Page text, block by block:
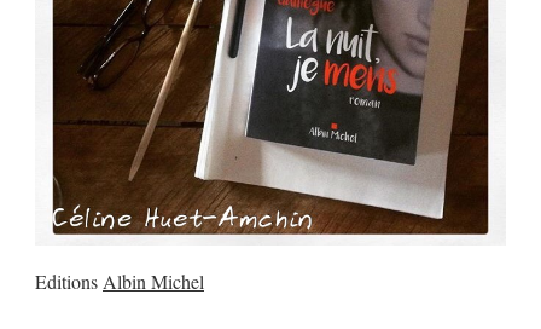
EditionsAlbin Michel